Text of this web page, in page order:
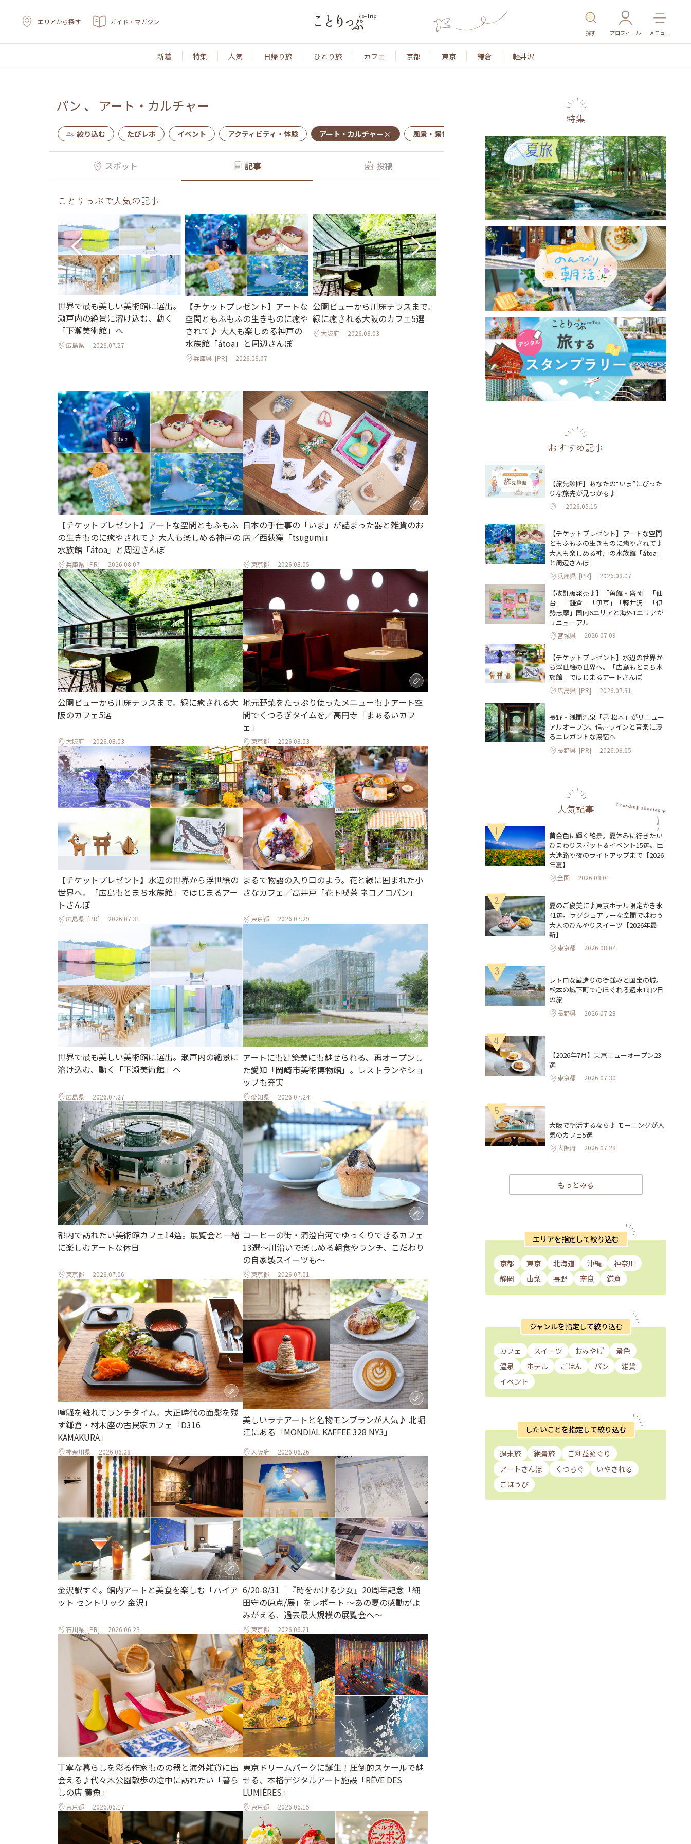
エリアから探す ガイド・マガジン
探す プロフィール メニュー
新着 特集 人気 日帰り旅 ひとり旅 カフェ 京都 東京 鎌倉 軽井沢
パン 、 アート・カルチャー
絞り込む たびレポ イベント アクティビティ・体験 アート・カルチャー 風景・景色 名所・旧跡 温泉・スパ その他施設 ごはん
スポット 記事 投稿
ことりっぷで人気の記事
世界で最も美しい美術館に選出。
瀬戸内の絶景に溶け込む、動く
「下瀬美術館」へ
広島県 2026.07.27
【チケットプレゼント】アートな
空間ともふもふの生きものに癒や
されて♪ 大人も楽しめる神戸の
水族館「átoa」と周辺さんぽ
兵庫県 [PR] 2026.08.07
公園ビューから川床テラスまで。
緑に癒される大阪のカフェ5選
大阪府 2026.08.03
オリエント急行の客車のよう♪
アガサ・クリスティーの世界に浸
れるブックカフェ／神田「サロン
クリスティ」
2026.04.08
【チケットプレゼント】アートな空間ともふもふ
の生きものに癒やされて♪ 大人も楽しめる神戸の
水族館「átoa」と周辺さんぽ
兵庫県 [PR] 2026.08.07
日本の手仕事の「いま」が詰まった器と雑貨のお
店／西荻窪「tsugumi」
東京都 2026.08.05
公園ビューから川床テラスまで。緑に癒される大
阪のカフェ5選
大阪府 2026.08.03
地元野菜をたっぷり使ったメニューも♪アート空
間でくつろぎタイムを／高円寺「まぁるいカフ
ェ」
東京都 2026.08.03
【チケットプレゼント】水辺の世界から浮世絵の
世界へ。「広島もとまち水族館」ではじまるアー
トさんぽ
広島県 [PR] 2026.07.31
まるで物語の入り口のよう。花と緑に囲まれた小
さなカフェ／高井戸「花ト喫茶 ネコノコバン」
東京都 2026.07.29
世界で最も美しい美術館に選出。瀬戸内の絶景に
溶け込む、動く「下瀬美術館」へ
広島県 2026.07.27
アートにも建築美にも魅せられる、再オープンし
た愛知「岡崎市美術博物館」。レストランやショ
ップも充実
愛知県 2026.07.24
都内で訪れたい美術館カフェ14選。展覧会と一緒
に楽しむアートな休日
東京都 2026.07.06
コーヒーの街・清澄白河でゆっくりできるカフェ
13選～川沿いで楽しめる朝食やランチ、こだわり
の自家製スイーツも～
東京都 2026.07.01
喧騒を離れてランチタイム。大正時代の面影を残
す鎌倉・材木座の古民家カフェ「D316
KAMAKURA」
神奈川県 2026.06.28
美しいラテアートと名物モンブランが人気♪ 北堀
江にある「MONDIAL KAFFEE 328 NY3」
大阪府 2026.06.26
金沢駅すぐ。館内アートと美食を楽しむ「ハイア
ット セントリック 金沢」
石川県 [PR] 2026.06.23
6/20-8/31｜『時をかける少女』20周年記念「細
田守の原点/展」をレポート ～あの夏の感動がよ
みがえる、過去最大規模の展覧会へ～
東京都 2026.06.21
丁寧な暮らしを彩る作家ものの器と海外雑貨に出
会える♪代々木公園散歩の途中に訪れたい「暮ら
しの店 黄魚」
東京都 2026.06.17
東京ドリームパークに誕生！圧倒的スケールで魅
せる、本格デジタルアート施設「RÊVE DES
LUMIÈRES」
東京都 2026.06.15
特集
おすすめ記事
【旅先診断】あなたの“いま”にぴった
りな旅先が見つかる♪
2026.05.15
【チケットプレゼント】アートな空間
ともふもふの生きものに癒やされて♪
大人も楽しめる神戸の水族館「átoa」
と周辺さんぽ
兵庫県 [PR] 2026.08.07
【改訂版発売♪】「角館・盛岡」「仙
台」「鎌倉」「伊豆」「軽井沢」「伊
勢志摩」国内6エリアと海外1エリアが
リニューアル
宮城県 2026.07.09
【チケットプレゼント】水辺の世界か
ら浮世絵の世界へ。「広島もとまち水
族館」ではじまるアートさんぽ
広島県 [PR] 2026.07.31
長野・浅間温泉「界 松本」がリニュー
アルオープン。信州ワインと音楽に浸
るエレガントな湯宿へ
長野県 [PR] 2026.08.05
人気記事
1
黄金色に輝く絶景。夏休みに行きたい
ひまわりスポット＆イベント15選。巨
大迷路や夜のライトアップまで【2026
年夏】
全国 2026.08.01
2
夏のご褒美に♪東京ホテル限定かき氷
41選。ラグジュアリーな空間で味わう
大人のひんやりスイーツ【2026年最
新】
東京都 2026.08.04
3
レトロな蔵造りの街並みと国宝の城。
松本の城下町で心ほぐれる週末1泊2日
の旅
長野県 2026.07.28
4
【2026年7月】東京ニューオープン23
選
東京都 2026.07.30
5
大阪で朝活するなら♪ モーニングが人
気のカフェ5選
大阪府 2026.07.28
もっとみる
エリアを指定して絞り込む
京都 東京 北海道 沖縄
神奈川
静岡
山梨 長野 奈良 鎌倉
ジャンルを指定して絞り込む
カフェ スイーツ おみやげ
景色
温泉
ホテル ごはん パン
雑貨
イベント
したいことを指定して絞り込む
週末旅 絶景旅
ご利益めぐり
アートさんぽ
くつろぐ
いやされる
ごほうび